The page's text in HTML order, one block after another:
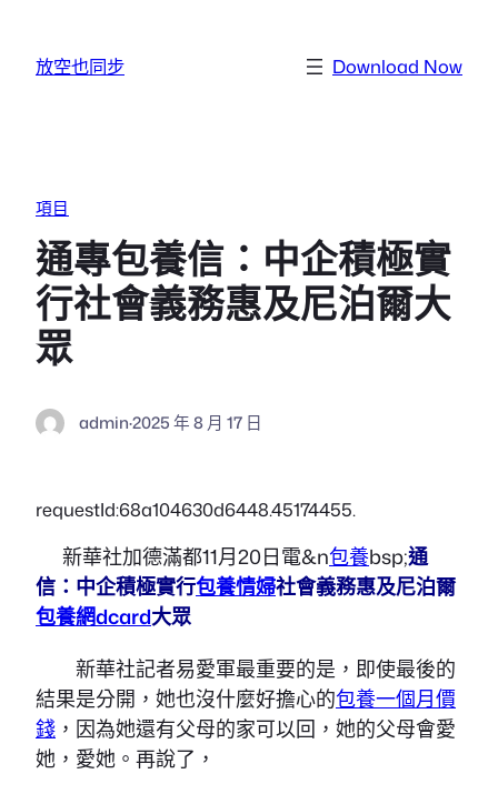
放空也同步 Download Now
項目
通專包養信：中企積極實
行社會義務惠及尼泊爾大
眾
admin·2025 年 8 月 17 日
requestId:68a104630d6448.45174455.
新華社加德滿都11月20日電&n包養bsp;通
信：中企積極實行包養情婦社會義務惠及尼泊爾
包養網dcard大眾
新華社記者易愛軍最重要的是，即使最後的
結果是分開，她也沒什麼好擔心的包養一個月價
錢 ，因為她還有父母的家可以回，她的父母會愛
她，愛她。再說了，